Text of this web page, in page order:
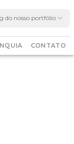
do nosso portfólio
CONTATO